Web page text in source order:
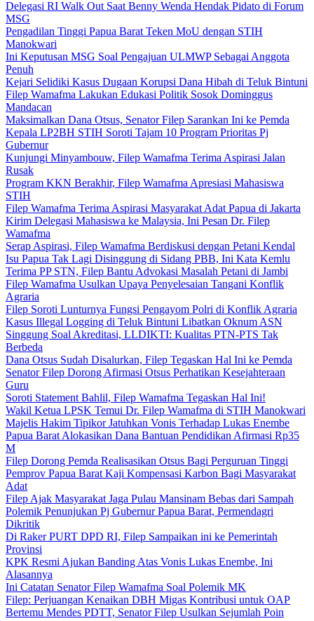
Delegasi RI Walk Out Saat Benny Wenda Hendak Pidato di Forum
MSG
Pengadilan Tinggi Papua Barat Teken MoU dengan STIH
Manokwari
Ini Keputusan MSG Soal Pengajuan ULMWP Sebagai Anggota
Penuh
Kejari Selidiki Kasus Dugaan Korupsi Dana Hibah di Teluk Bintuni
Filep Wamafma Lakukan Edukasi Politik Sosok Dominggus
Mandacan
Maksimalkan Dana Otsus, Senator Filep Sarankan Ini ke Pemda
Kepala LP2BH STIH Soroti Tajam 10 Program Prioritas Pj
Gubernur
Kunjungi Minyambouw, Filep Wamafma Terima Aspirasi Jalan
Rusak
Program KKN Berakhir, Filep Wamafma Apresiasi Mahasiswa
STIH
Filep Wamafma Terima Aspirasi Masyarakat Adat Papua di Jakarta
Kirim Delegasi Mahasiswa ke Malaysia, Ini Pesan Dr. Filep
Wamafma
Serap Aspirasi, Filep Wamafma Berdiskusi dengan Petani Kendal
Isu Papua Tak Lagi Disinggung di Sidang PBB, Ini Kata Kemlu
Terima PP STN, Filep Bantu Advokasi Masalah Petani di Jambi
Filep Wamafma Usulkan Upaya Penyelesaian Tangani Konflik
Agraria
Filep Soroti Lunturnya Fungsi Pengayom Polri di Konflik Agraria
Kasus Illegal Logging di Teluk Bintuni Libatkan Oknum ASN
Singgung Soal Akreditasi, LLDIKTI: Kualitas PTN-PTS Tak
Berbeda
Dana Otsus Sudah Disalurkan, Filep Tegaskan Hal Ini ke Pemda
Senator Filep Dorong Afirmasi Otsus Perhatikan Kesejahteraan
Guru
Soroti Statement Bahlil, Filep Wamafma Tegaskan Hal Ini!
Wakil Ketua LPSK Temui Dr. Filep Wamafma di STIH Manokwari
Majelis Hakim Tipikor Jatuhkan Vonis Terhadap Lukas Enembe
Papua Barat Alokasikan Dana Bantuan Pendidikan Afirmasi Rp35
M
Filep Dorong Pemda Realisasikan Otsus Bagi Perguruan Tinggi
Pemprov Papua Barat Kaji Kompensasi Karbon Bagi Masyarakat
Adat
Filep Ajak Masyarakat Jaga Pulau Mansinam Bebas dari Sampah
Polemik Penunjukan Pj Gubernur Papua Barat, Permendagri
Dikritik
Di Raker PURT DPD RI, Filep Sampaikan ini ke Pemerintah
Provinsi
KPK Resmi Ajukan Banding Atas Vonis Lukas Enembe, Ini
Alasannya
Ini Catatan Senator Filep Wamafma Soal Polemik MK
Filep: Perjuangan Kenaikan DBH Migas Kontribusi untuk OAP
Bertemu Mendes PDTT, Senator Filep Usulkan Sejumlah Poin